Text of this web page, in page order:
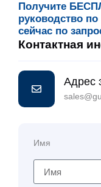
Получите
руководство
сейчас по
Контактная
Адрес
Имя